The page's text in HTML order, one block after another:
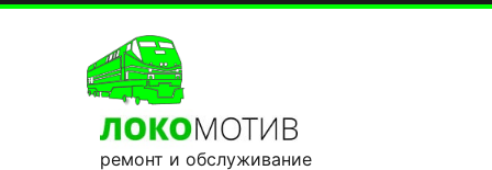
ремонт и обслуживание